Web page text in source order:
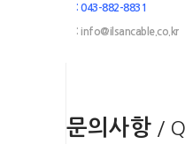
: 043-882-8831
: info@ilsancable.co.kr
문의사항 /